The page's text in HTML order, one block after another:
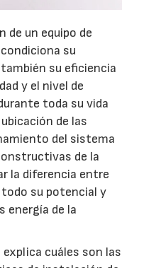
de un equipo de
su
su eficiencia
y el nivel de
toda su vida
de las
del sistema
de la
la diferencia entre
todo su potencial y
energía de la
explica cuáles son las